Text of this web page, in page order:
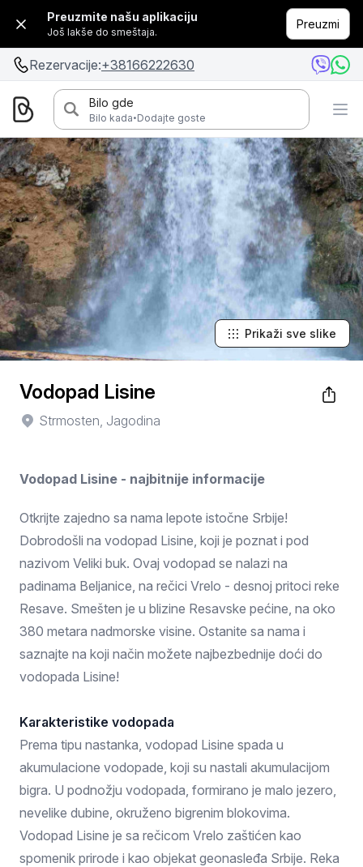
Preuzmite našu aplikaciju
Još lakše do smeštaja.
Preuzmi
Rezervacije:+38166222630
Bilo gde
Bilo kada·Dodajte goste
Prikaži sve slike
Vodopad Lisine
Strmosten, Jagodina
Vodopad Lisine - najbitnije informacije
Otkrijte zajedno sa nama lepote istočne Srbije!
Dobrodošli na vodopad Lisine, koji je poznat i pod
nazivom Veliki buk. Ovaj vodopad se nalazi na
padinama Beljanice, na rečici Vrelo - desnoj pritoci reke
Resave. Smešten je u blizine Resavske pećine, na oko
380 metara nadmorske visine. Ostanite sa nama i
saznajte na koji način možete najbezbednije doći do
vodopada Lisine!
Karakteristike vodopada
Prema tipu nastanka, vodopad Lisine spada u
akumulacione vodopade, koji su nastali akumulacijom
bigra. U podnožju vodopada, formirano je malo jezero,
nevelike dubine, okruženo bigrenim blokovima.
Vodopad Lisine je sa rečicom Vrelo zaštićen kao
spomenik prirode i kao objekat geonasleđa Srbije. Reka